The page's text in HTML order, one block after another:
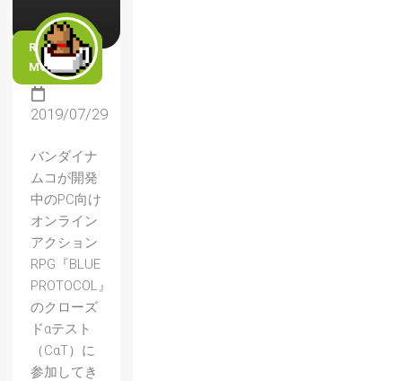
READ
MORE
2019/07/29
バンダイナ
ムコが開発
中のPC向け
オンライン
アクション
RPG『BLUE
PROTOCOL』
のクローズ
ドαテスト
（CαT）に
参加してき